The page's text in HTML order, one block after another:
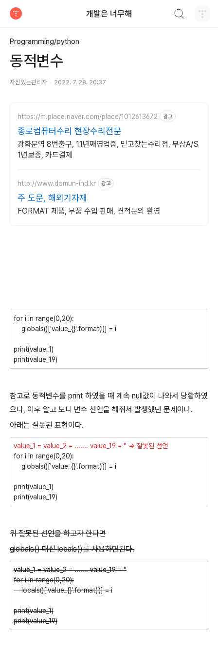
개발은 너무해
Programming/python
동적변수
자신있는관리자 2022. 7. 28. 20:37
https://m.place.naver.com/place/1012613672 광고
종로컴퓨터수리 현장수리전문
광화문역 8번출구, 11년째영업중, 믿고찾는수리점, 무상A/S
1년보증, 카드결제
http://www.domun-ind.kr 광고
주 도문, 해외기자재
FORMAT 제품, 부품 수입 판매, 견적문의 환영
for i in range(0,20):
globals()['value_{}'.format(i)] = i
print(value_1)
print(value_19)
참고로 동적변수를 print 하였을 때 계속 null값이 나와서 당황하였
으나, 이후 알고 보니 변수 선언을 해줘서 발생했던 문제이다.
아래는 잘못된 표현이다.
value_1 = value_2 = ....... value_19 = '' => 잘못된 선언
for i in range(0,20):
globals()['value_{}'.format(i)] = i
print(value_1)
print(value_19)
위 잘못된 선언을 하고자 한다면
globals() 대신 locals()를 사용하면된다.
value_1 = value_2 = ....... value_19 = ''
for i in range(0,20):
locals()['value_{}'.format(i)] = i
print(value_1)
print(value_19)